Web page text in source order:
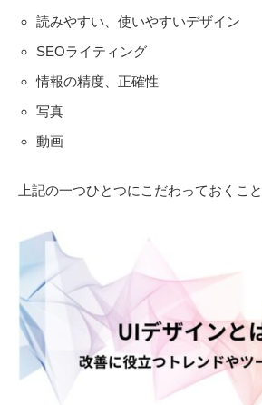
読みやすい、使いやすいデザイン
SEOライティング
情報の精度、正確性
写真
動画
上記の一つひとつにこだわっておくこ